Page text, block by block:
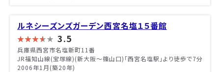
ルネシーズンズガーデン西宮名塩１５番館
3.5
兵庫県西宮市名塩新町11番
JR福知山線(宝塚線)(新大阪～篠山口)「西宮名塩駅」より徒歩で7分
2006年1月(築20年)